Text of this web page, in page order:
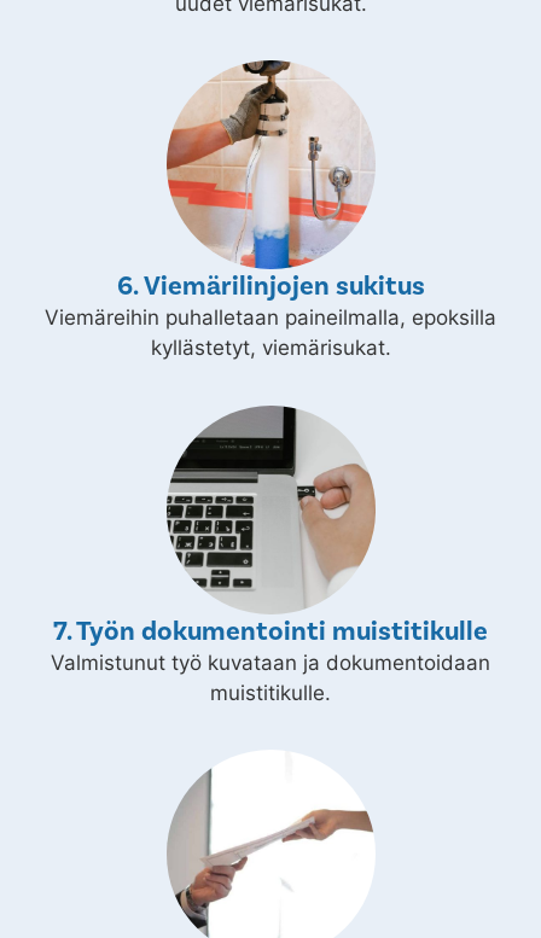
6. Viemärilinjojen sukitus
Viemäreihin puhalletaan paineilmalla, epoksilla
kyllästetyt, viemärisukat.
7. Työn dokumentointi muistitikulle
Valmistunut työ kuvataan ja dokumentoidaan
muistitikulle.